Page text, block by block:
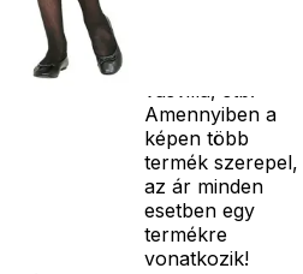
Amennyiben a
képen több
termék szerepel,
az ár minden
esetben egy
termékre
vonatkozik!